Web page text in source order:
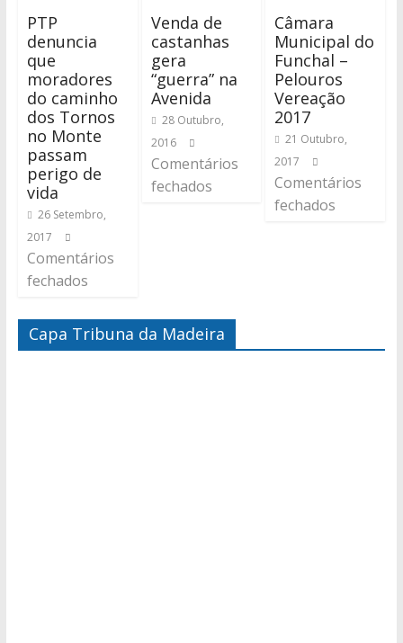
PTP
denuncia
que
moradores
do caminho
dos Tornos
no Monte
passam
perigo de
vida
26 Setembro,
2017
Comentários
fechados
Venda de
castanhas
gera
“guerra” na
Avenida
28 Outubro,
2016
Comentários
fechados
Câmara
Municipal do
Funchal –
Pelouros
Vereação
2017
21 Outubro,
2017
Comentários
fechados
Capa Tribuna da Madeira